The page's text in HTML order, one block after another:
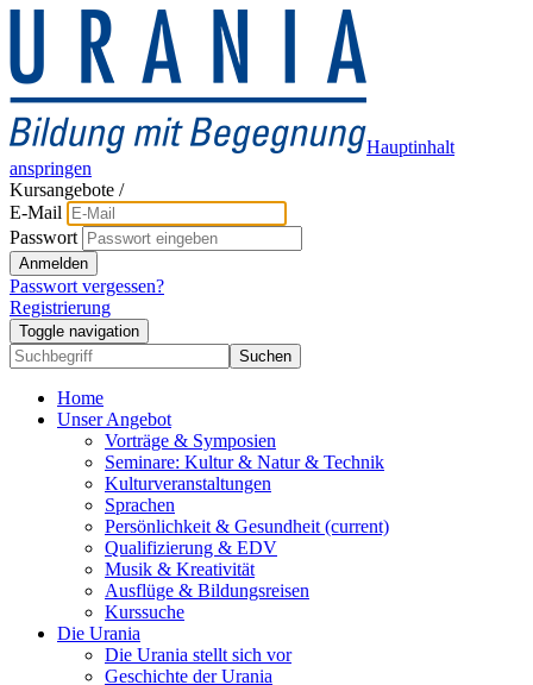
Hauptinhalt
anspringen
Kursangebote /
E-Mail
Passwort
Anmelden
Passwort vergessen?
Registrierung
Toggle navigation
Suchen
Home
Unser Angebot
Vorträge & Symposien
Seminare: Kultur & Natur & Technik
Kulturveranstaltungen
Sprachen
Persönlichkeit & Gesundheit (current)
Qualifizierung & EDV
Musik & Kreativität
Ausflüge & Bildungsreisen
Kurssuche
Die Urania
Die Urania stellt sich vor
Geschichte der Urania